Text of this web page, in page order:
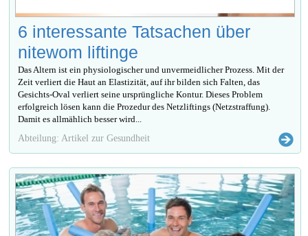
6 interessante Tatsachen über
nitewom liftinge
Das Altern ist ein physiologischer und unvermeidlicher Prozess. Mit der
Zeit verliert die Haut an Elastizität, auf ihr bilden sich Falten, das
Gesichts-Oval verliert seine ursprüngliche Kontur. Dieses Problem
erfolgreich lösen kann die Prozedur des Netzliftings (Netzstraffung).
Damit es allmählich besser wird...
Abteilung: Artikel zur Gesundheit